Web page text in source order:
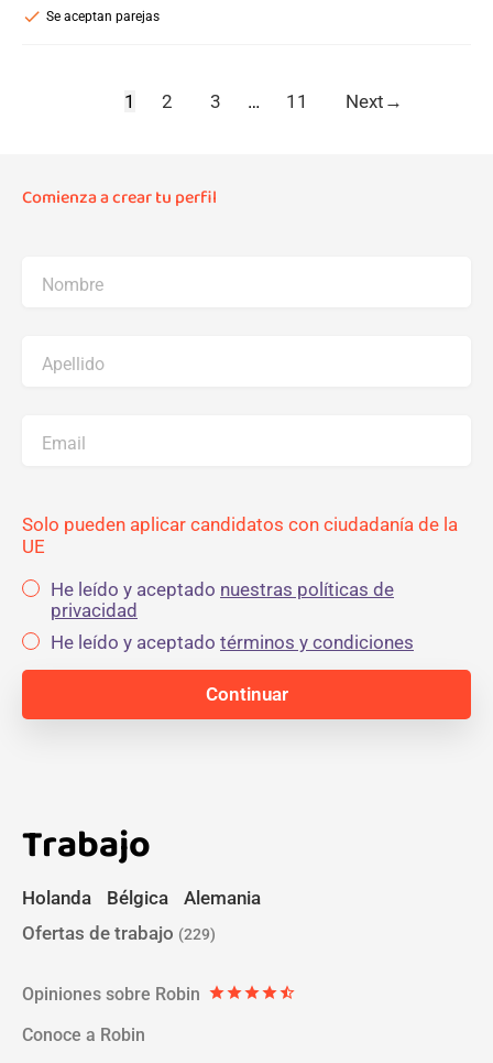
Se aceptan parejas
check
1 2 3 … 11 Next →
Comienza a crear tu perfil
Nombre
Apellido
Email
Solo pueden aplicar candidatos con ciudadanía de la
UE
He leído y aceptado nuestras políticas de
privacidad
He leído y aceptado términos y condiciones
Trabajo
Holanda Bélgica
Alemania
Ofertas de trabajo (229)
Opiniones sobre Robin starstarstarstarstar_half
Conoce a Robin